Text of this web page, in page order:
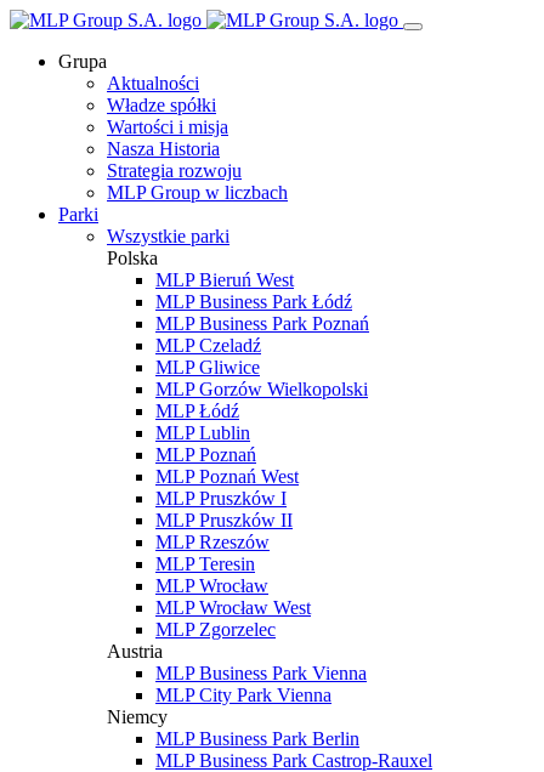
Grupa
Aktualności
Władze spółki
Wartości i misja
Nasza Historia
Strategia rozwoju
MLP Group w liczbach
Parki
Wszystkie parki
Polska
MLP Bieruń West
MLP Business Park Łódź
MLP Business Park Poznań
MLP Czeladź
MLP Gliwice
MLP Gorzów Wielkopolski
MLP Łódź
MLP Lublin
MLP Poznań
MLP Poznań West
MLP Pruszków I
MLP Pruszków II
MLP Rzeszów
MLP Teresin
MLP Wrocław
MLP Wrocław West
MLP Zgorzelec
Austria
MLP Business Park Vienna
MLP City Park Vienna
Niemcy
MLP Business Park Berlin
MLP Business Park Castrop-Rauxel